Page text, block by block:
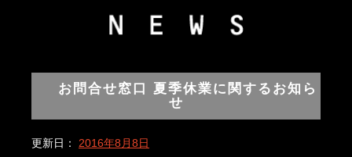
お問合せ窓口 夏季休業に関するお知ら
せ
更新日： 2016年8月8日